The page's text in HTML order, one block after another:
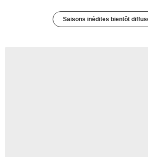
Saisons inédites bientôt